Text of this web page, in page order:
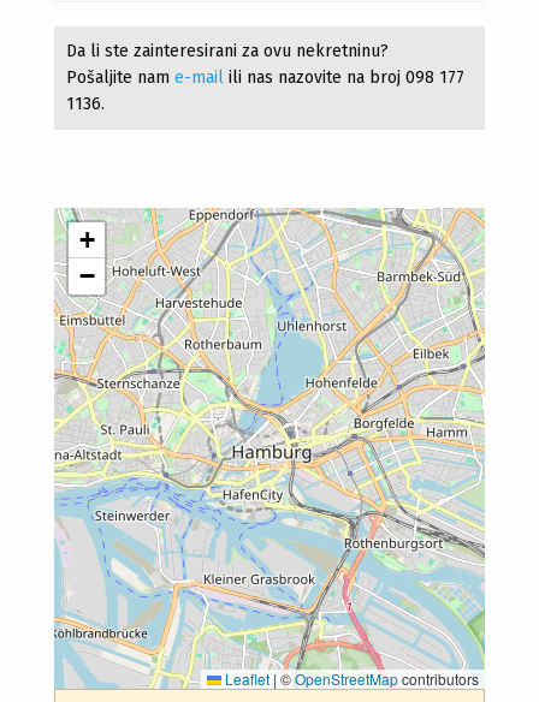
Da li ste zainteresirani za ovu nekretninu?
Pošaljite nam e-mail ili nas nazovite na broj 098 177
1136.
+
−
Leaflet | ©OpenStreetMapcontributors